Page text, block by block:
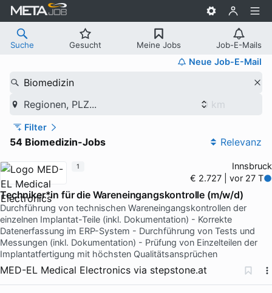
Suche Gesucht Meine Jobs Job-E-Mails
Neue Job-E-Mail
Biomedizin
Regionen, PLZ...
Filter
54 Biomedizin-Jobs Relevanz
Innsbruck
€ 2.727 | vor 27 T
Techniker*in für die Wareneingangskontrolle (m/w/d)
Durchführung von technischen Wareneingangskontrollen der
einzelnen Implantat-Teile (inkl. Dokumentation) - Korrekte
Datenerfassung im ERP-System - Durchführung von Tests und
Messungen (inkl. Dokumentation) - Prüfung von Einzelteilen der
Implantatfertigung mit höchsten Qualitätsansprüchen
MED-EL Medical Electronics via stepstone.at
1